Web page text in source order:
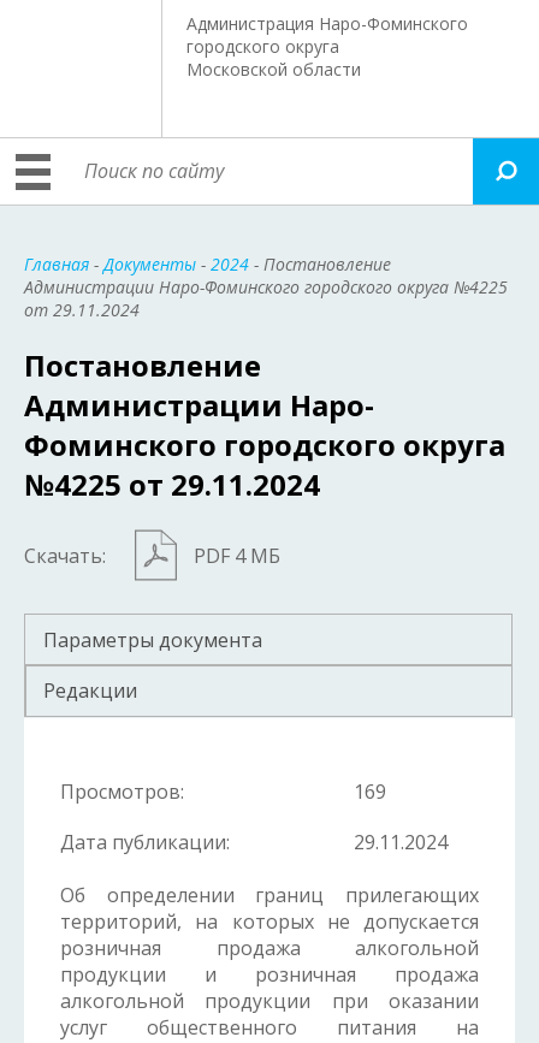
Администрация Наро-Фоминского
городского округа
Московской области
Главная -Документы - 2024 - Постановление
Администрации Наро-Фоминского городского округа №4225
от 29.11.2024
Постановление
Администрации Наро-
Фоминского городского округа
№4225 от 29.11.2024
Скачать: PDF 4 МБ
Параметры документа
Редакции
Просмотров:
169
Дата публикации:
29.11.2024
Об определении границ прилегающих
территорий, на которых не допускается
розничная продажа алкогольной
продукции и розничная продажа
алкогольной продукции при оказании
услуг общественного питания на